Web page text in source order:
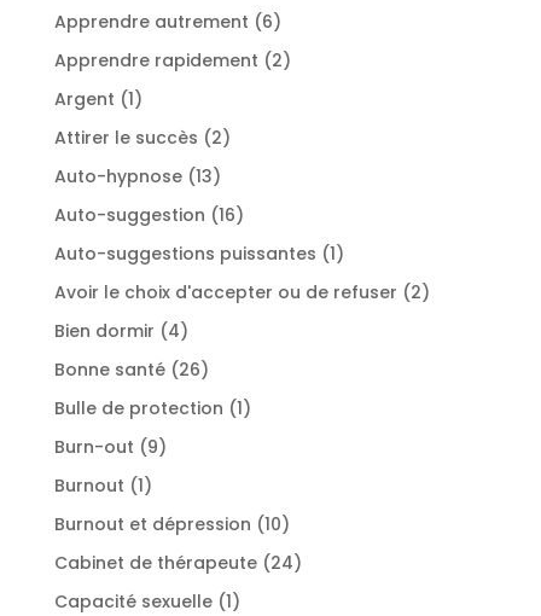
Apprendre autrement 66
produits
Apprendre rapidement 22
Argent 11
produit
Attirer le succès 22
Auto-hypnose 1313
produits
Auto-suggestion 1616
produits
Auto-suggestions puissantes 11
produit
Avoir le choix d'accepter ou de refuser 22
Bien dormir 44
produits
Bonne santé 2626
produits
Bulle de protection 11
Burn-out 99
Burnout 11
produit
Burnout et dépression 1010
produits
Cabinet de thérapeute 2424
Capacité sexuelle 11